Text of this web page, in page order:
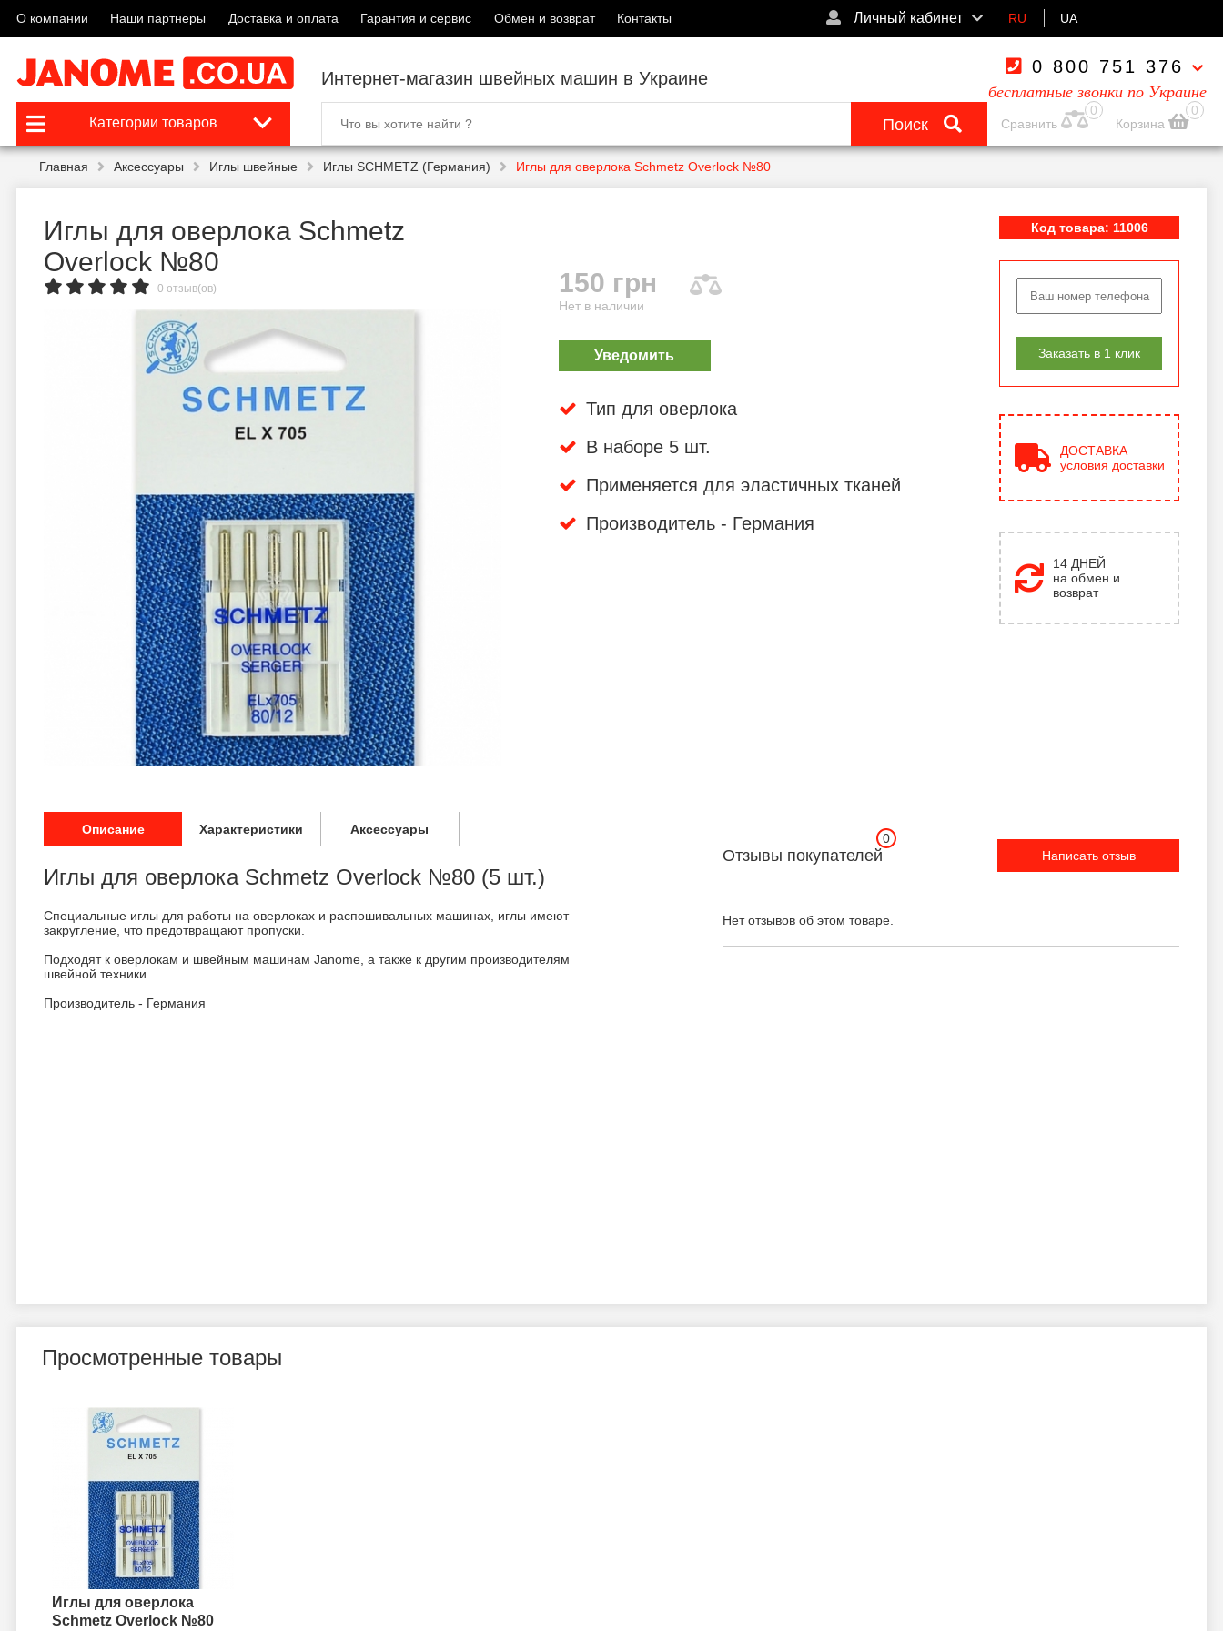
О компании Наши партнеры Доставка и оплата Гарантия и сервис Обмен и возврат Контакты Личный кабинет RU UA
Интернет-магазин швейных машин в Украине
0 800 751 376
бесплатные звонки по Украине
Категории товаров Поиск
0
Сравнить
0
Корзина
Главная Аксессуары Иглы швейные Иглы SCHMETZ (Германия) Иглы для оверлока Schmetz Overlock №80
Иглы для оверлока Schmetz
Overlock №80
0 отзыв(ов) 150 грн
Нет в наличии
Уведомить
Тип для оверлока
В наборе 5 шт.
Применяется для эластичных тканей
Производитель - Германия
Код товара: 11006
Заказать в 1 клик
ДОСТАВКА
условия доставки
14 ДНЕЙ
на обмен и
возврат
Описание Характеристики Аксессуары
Иглы для оверлока Schmetz Overlock №80 (5 шт.)
Специальные иглы для работы на оверлоках и распошивальных машинах, иглы имеют
закругление, что предотвращают пропуски.
Подходят к оверлокам и швейным машинам Janome, а также к другим производителям
швейной техники.
Производитель - Германия
Отзывы покупателей
0
Написать отзыв
Нет отзывов об этом товаре.
Просмотренные товары
Иглы для оверлока
Schmetz Overlock №80